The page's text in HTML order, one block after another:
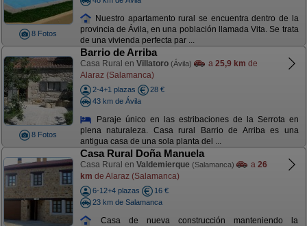
8 Fotos
Nuestro apartamento rural se encuentra dentro de la
provincia de Ávila, en una población llamada Vita. Se trata
de una vivienda perfecta par ...
8 Fotos
Barrio de Arriba
Casa Rural en Villatoro (Ávila) a 25,9 km de
Alaraz (Salamanca)
2-4+1 plazas
28 €
43 km de Ávila
Paraje único en las estribaciones de la Serrota en
plena naturaleza. Casa rural Barrio de Arriba es una
antigua casa de una sola planta del ...
Casa Rural Doña Manuela
Casa Rural en Valdemierque (Salamanca) a 26
km de Alaraz (Salamanca)
6-12+4 plazas
16 €
23 km de Salamanca
Casa de nueva construcción manteniendo la